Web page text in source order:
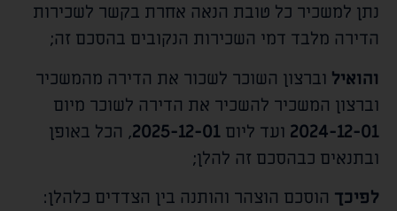
נתן למשכיר כל טובת הנאה אחרת בקשר לשכירות
הדירה מלבד דמי השכירות הנקובים בהסכם זה;
והואיל וברצון השוכר לשכור את הדירה מהמשכיר
וברצון המשכיר להשכיר את הדירה לשוכר מיום
2024-12-01 ועד ליום 2025-12-01, הכל באופן
ובתנאים כבהסכם זה להלן;
לפיכך הוסכם הוצהר והותנה בין הצדדים כלהלן: